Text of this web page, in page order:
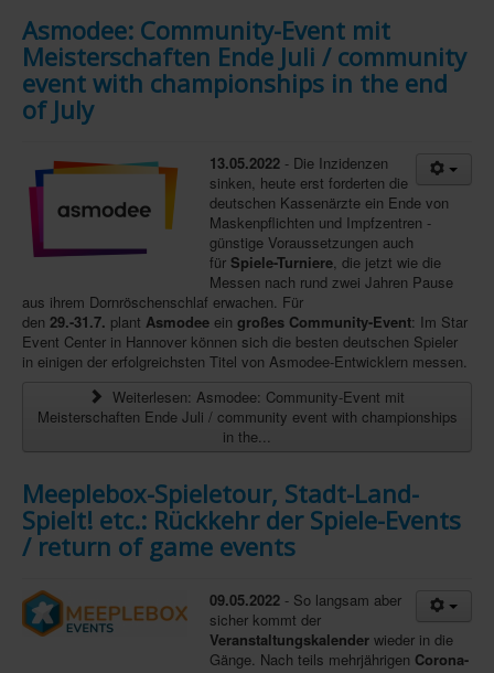
Asmodee: Community-Event mit
Meisterschaften Ende Juli / community
event with championships in the end
of July
13.05.2022 - Die Inzidenzen
sinken, heute erst forderten die
deutschen Kassenärzte ein Ende von
Maskenpflichten und Impfzentren -
günstige Voraussetzungen auch
für Spiele-Turniere, die jetzt wie die
Messen nach rund zwei Jahren Pause
aus ihrem Dornröschenschlaf erwachen. Für
den 29.-31.7. plant Asmodee ein großes Community-Event: Im Star
Event Center in Hannover können sich die besten deutschen Spieler
in einigen der erfolgreichsten Titel von Asmodee-Entwicklern messen.
Weiterlesen: Asmodee: Community-Event mit
Meisterschaften Ende Juli / community event with championships
in the...
Meeplebox-Spieletour, Stadt-Land-
Spielt! etc.: Rückkehr der Spiele-Events
/ return of game events
09.05.2022 - So langsam aber
sicher kommt der
Veranstaltungskalender wieder in die
Gänge. Nach teils mehrjährigen Corona-